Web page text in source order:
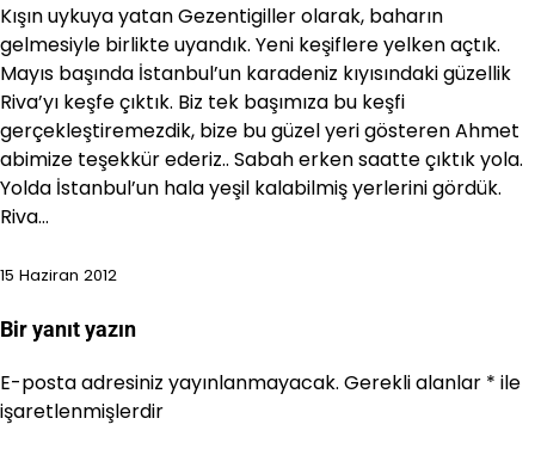
Kışın uykuya yatan Gezentigiller olarak, baharın
gelmesiyle birlikte uyandık. Yeni keşiflere yelken açtık.
Mayıs başında İstanbul’un karadeniz kıyısındaki güzellik
Riva’yı keşfe çıktık. Biz tek başımıza bu keşfi
gerçekleştiremezdik, bize bu güzel yeri gösteren Ahmet
abimize teşekkür ederiz.. Sabah erken saatte çıktık yola.
Yolda İstanbul’un hala yeşil kalabilmiş yerlerini gördük.
Riva…
15 Haziran 2012
Bir yanıt yazın
E-posta adresiniz yayınlanmayacak. Gerekli alanlar * ile
işaretlenmişlerdir